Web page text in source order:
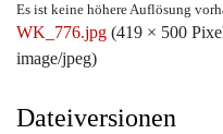
Es ist keine höhere Auflösung
WK_776.jpg (419 × 500
image/jpeg)
Dateiversionen